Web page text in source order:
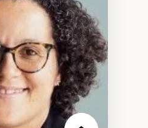
cliniques
et pratiques en santé
protocoles d'essais
clinique
cadres politiques
des entreprises
et de rapports
mentorat